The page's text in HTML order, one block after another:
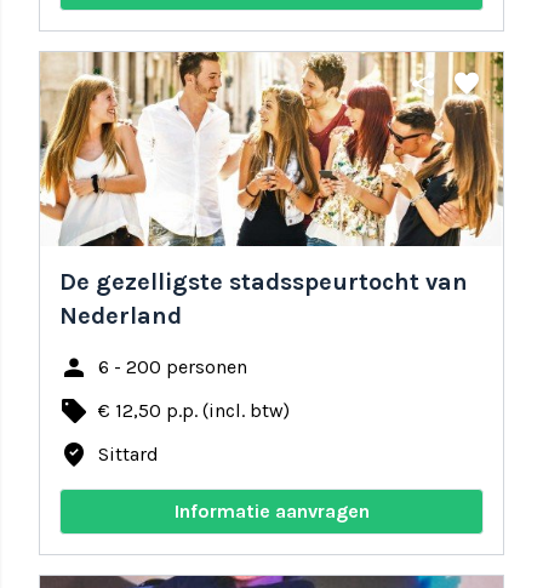
share favorite
De gezelligste stadsspeurtocht van
Nederland
person 6 - 200 personen
local_offer € 12,50 p.p. (incl. btw)
where_to_vote Sittard
Informatie aanvragen